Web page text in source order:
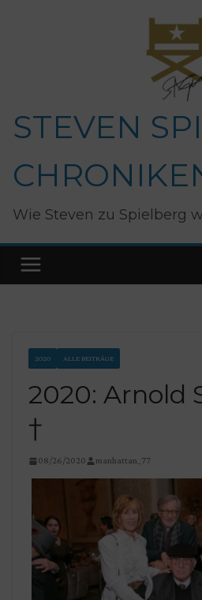
STEVEN
Wie Steven zu Spielberg
2020 ALLE BEITRÄGE
2020: Arnold
†
08/26/2020 manhattan_77